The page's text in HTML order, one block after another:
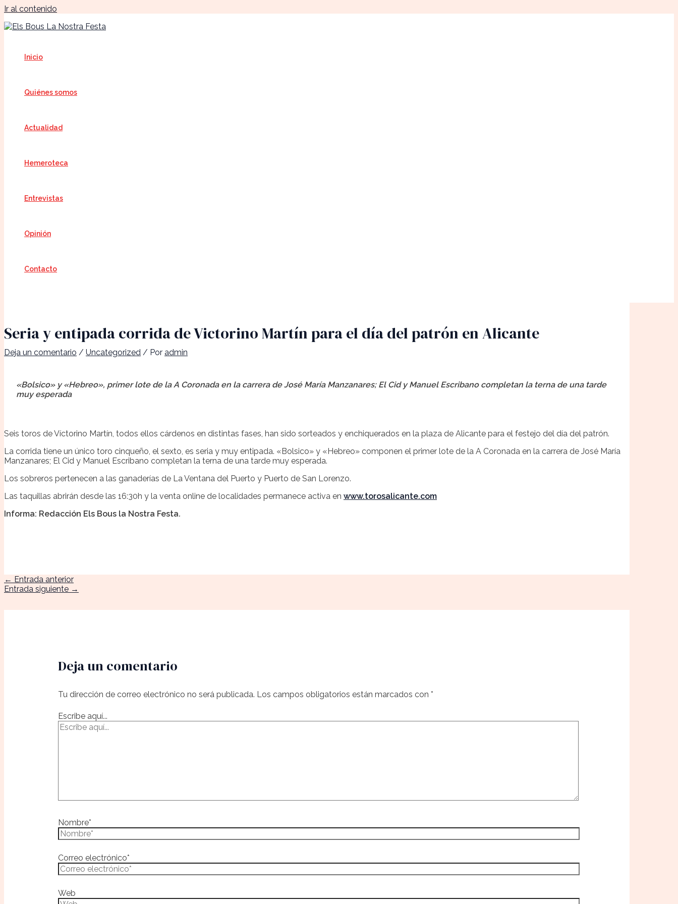
Ir al contenido
Inicio
Quiénes somos
Actualidad
Hemeroteca
Entrevistas
Opinión
Contacto
Seria y entipada corrida de Victorino Martín para el día del patrón en Alicante
Deja un comentario / Uncategorized / Por admin
«Bolsico» y «Hebreo», primer lote de la A Coronada en la carrera de José María Manzanares; El Cid y Manuel Escribano completan la terna de una tarde
muy esperada
Seis toros de Víctorino Martín, todos ellos cárdenos en distintas fases, han sido sorteados y enchiquerados en la plaza de Alicante para el festejo del día del patrón.
La corrida tiene un único toro cinqueño, el sexto, es seria y muy entipada. «Bolsico» y «Hebreo» componen el primer lote de la A Coronada en la carrera de José María
Manzanares; El Cid y Manuel Escribano completan la terna de una tarde muy esperada.
Los sobreros pertenecen a las ganaderías de La Ventana del Puerto y Puerto de San Lorenzo.
Las taquillas abrirán desde las 16:30h y la venta online de localidades permanece activa en www.torosalicante.com
Informa: Redacción Els Bous la Nostra Festa.
← Entrada anterior
Entrada siguiente →
Deja un comentario
Tu dirección de correo electrónico no será publicada. Los campos obligatorios están marcados con *
Escribe aquí...
Nombre*
Correo electrónico*
Web